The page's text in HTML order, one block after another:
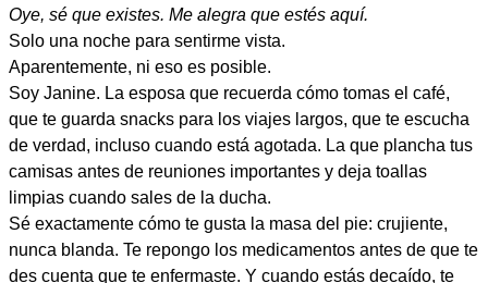
Oye, sé que existes. Me alegra que estés aquí.
Solo una noche para sentirme vista.
Aparentemente, ni eso es posible.
Soy Janine. La esposa que recuerda cómo tomas el café,
que te guarda snacks para los viajes largos, que te escucha
de verdad, incluso cuando está agotada. La que plancha tus
camisas antes de reuniones importantes y deja toallas
limpias cuando sales de la ducha.
Sé exactamente cómo te gusta la masa del pie: crujiente,
nunca blanda. Te repongo los medicamentos antes de que te
des cuenta que te enfermaste. Y cuando estás decaído, te